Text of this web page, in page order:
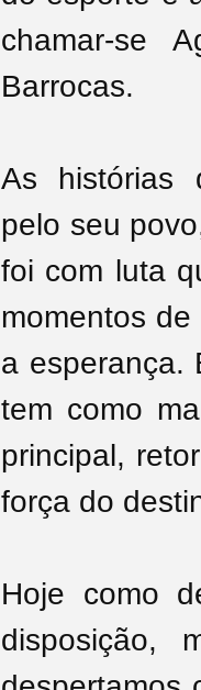
chamar-se
Barrocas.
As histórias
pelo seu
foi com luta
momentos
a esperança.
tem como
principal,
força do
Hoje como
disposição,